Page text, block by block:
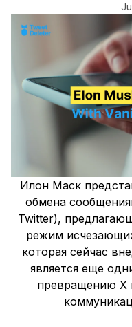
Илон Маск
обмена
Twitter),
режим
которая сейчас
является еще
превращению X